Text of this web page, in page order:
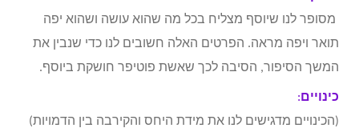
מסופר לנו שיוסף מצליח בכל מה שהוא עושה ושהוא יפה
תואר ויפה מראה. הפרטים האלה חשובים לנו כדי שנבין את
המשך הסיפור, הסיבה לכך שאשת פוטיפר חושקת ביוסף.
כינויים :
(הכינויים מדגישים לנו את מידת היחס והקירבה בין הדמויות)